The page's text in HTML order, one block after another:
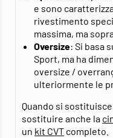
e sono
rivestimento
massima, ma
Oversize: Si basa
Sport, ma ha
oversize /
ulteriormente le
Quando si
sostituire anche la
un kit CVT completo.